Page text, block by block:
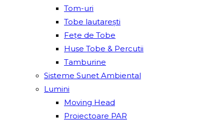
Tom-uri
Tobe lautareşti
Fețe de Tobe
Huse Tobe & Percutii
Tamburine
Sisteme Sunet Ambiental
Lumini
Moving Head
Proiectoare PAR